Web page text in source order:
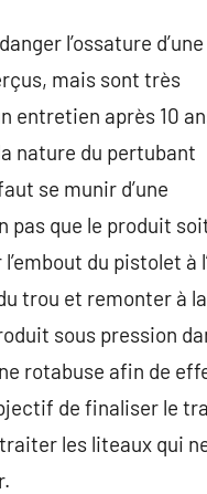
l’ossature d’une
mais sont très
entretien après 10
nature du pertubant
se munir d’une
pas que le produit
du pistolet à
trou et remonter à la
sous pression
rotabuse afin de
de finaliser le
les liteaux qui